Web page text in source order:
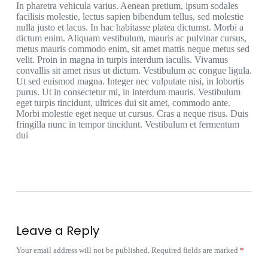
In pharetra vehicula varius. Aenean pretium, ipsum sodales
facilisis molestie, lectus sapien bibendum tellus, sed molestie
nulla justo et lacus. In hac habitasse platea dictumst. Morbi a
dictum enim. Aliquam vestibulum, mauris ac pulvinar cursus,
metus mauris commodo enim, sit amet mattis neque metus sed
velit. Proin in magna in turpis interdum iaculis. Vivamus
convallis sit amet risus ut dictum. Vestibulum ac congue ligula.
Ut sed euismod magna. Integer nec vulputate nisi, in lobortis
purus. Ut in consectetur mi, in interdum mauris. Vestibulum
eget turpis tincidunt, ultrices dui sit amet, commodo ante.
Morbi molestie eget neque ut cursus. Cras a neque risus. Duis
fringilla nunc in tempor tincidunt. Vestibulum et fermentum
dui
Leave a Reply
Your email address will not be published. Required fields are marked *